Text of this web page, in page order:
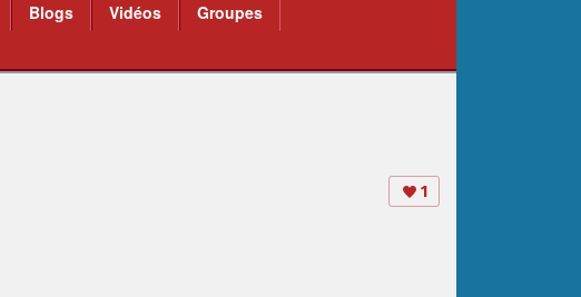
Blogs Vidéos
Groupes
1